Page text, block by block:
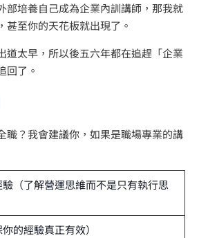
部培養自己成為企業內訓講師，那我就
甚至你的天花板就出現了。
道太早，所以後五六年都在追趕「企業
回了。
職？我會建議你，如果是職場專業的講
（了解營運思維而不是只有執行思
的經驗真正有效）